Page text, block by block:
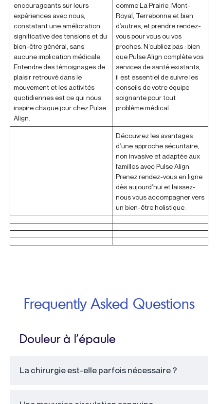
encourageants sur leurs
expériences avec nous,
constatant une amélioration
significative des tensions et du
bien-être général, sans
aucune implication médicale.
Entendre des témoignages de
plaisir retrouvé dans le
mouvement et les activités
quotidiennes est ce qui nous
inspire chaque jour chez Pulse
Align.
comme La Prairie, Mont-
Royal, Terrebonne et bien
d’autres, et prendre rendez-
vous pour vous ou vos
proches. N’oubliez pas : bien
que Pulse Align complète vos
services de santé existants,
il est essentiel de suivre les
conseils de votre équipe
soignante pour tout
problème médical.
Découvrez les avantages
d’une approche sécuritaire,
non invasive et adaptée aux
familles avec Pulse Align.
Prenez rendez-vous en ligne
dès aujourd’hui et laissez-
nous vous accompagner vers
un bien-être holistique.
Frequently Asked Questions
Douleur à l’épaule
La chirurgie est-elle parfois nécessaire ?